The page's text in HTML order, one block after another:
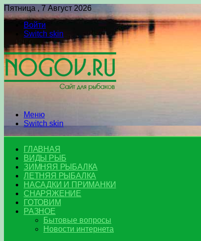
Пятница , 7 Август 2026
Войти
Switch skin
Меню
Switch skin
ГЛАВНАЯ
ВИДЫ РЫБ
ЗИМНЯЯ РЫБАЛКА
ЛЕТНЯЯ РЫБАЛКА
НАСАДКИ И ПРИМАНКИ
СНАРЯЖЕНИЕ
ГОТОВИМ
РАЗНОЕ
Бытовые вопросы
Новости интернета